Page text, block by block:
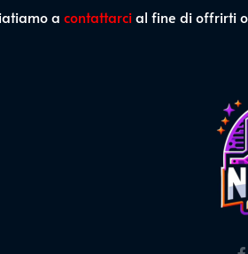
a contattarcial fine di offrirti